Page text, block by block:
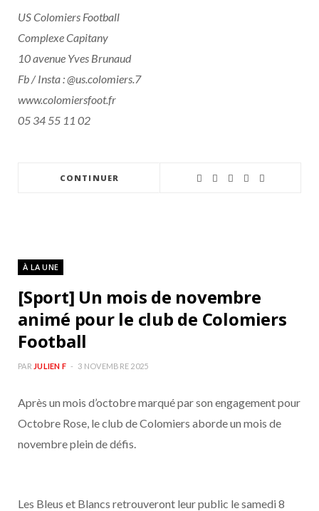
US Colomiers Football
Complexe Capitany
10 avenue Yves Brunaud
Fb / Insta : @us.colomiers.7
www.colomiersfoot.fr
05 34 55 11 02
CONTINUER
À LA UNE
[Sport] Un mois de novembre
animé pour le club de Colomiers
Football
PAR JULIEN F 3 NOVEMBRE 2025
Après un mois d’octobre marqué par son engagement pour
Octobre Rose, le club de Colomiers aborde un mois de
novembre plein de défis.
Les Bleus et Blancs retrouveront leur public le samedi 8